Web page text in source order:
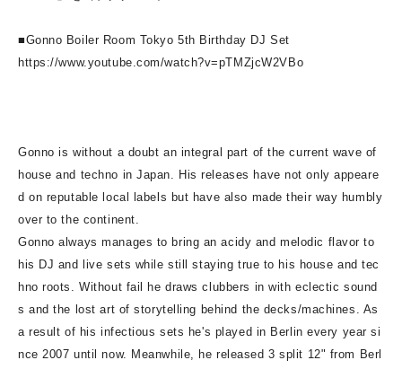
■Gonno Boiler Room Tokyo 5th Birthday DJ Set
https://www.youtube.com/watch?v=pTMZjcW2VBo
Gonno is without a doubt an integral part of the current wave of
house and techno in Japan. His releases have not only appeare
d on reputable local labels but have also made their way humbly
over to the continent.
Gonno always manages to bring an acidy and melodic flavor to
his DJ and live sets while still staying true to his house and tec
hno roots. Without fail he draws clubbers in with eclectic sound
s and the lost art of storytelling behind the decks/machines. As
a result of his infectious sets he's played in Berlin every year si
nce 2007 until now. Meanwhile, he released 3 split 12" from Berl